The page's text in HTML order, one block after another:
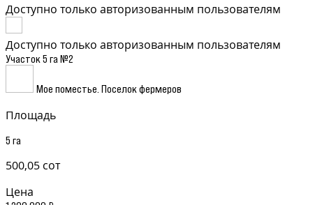
Доступно только авторизованным пользователям
Доступно только авторизованным пользователям
Участок 5 га №2
Мое поместье. Поселок фермеров
Площадь
5 га
500,05 сот
Цена